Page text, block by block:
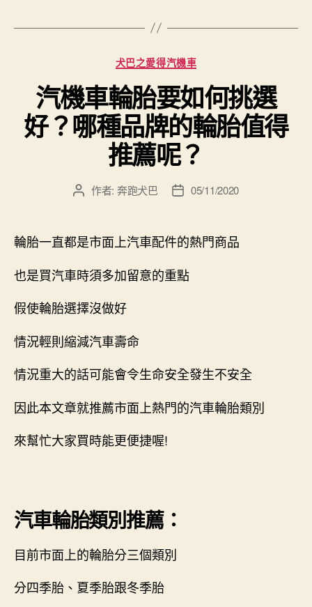
分
類
犬巴之愛得汽機車
汽機車輪胎要如何挑選
好？哪種品牌的輪胎值得
推薦呢？
文
者
作者: 奔跑犬巴
文
佈
日
期
05/11/2020
輪胎一直都是市面上汽車配件的熱門商品
也是買汽車時須多加留意的重點
假使輪胎選擇沒做好
情況輕則縮減汽車壽命
情況重大的話可能會令生命安全發生不安全
因此本文章就推薦市面上熱門的汽車輪胎類別
來幫忙大家買時能更便捷喔!
汽車輪胎類別推薦：
目前市面上的輪胎分三個類別
分四季胎、夏季胎跟冬季胎